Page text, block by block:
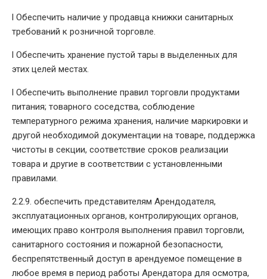
l Обеспечить наличие у продавца книжки санитарных
требований к розничной торговле.
l Обеспечить хранение пустой тары в выделенных для
этих целей местах.
l Обеспечить выполнение правил торговли продуктами
питания; товарного соседства, соблюдение
температурного режима хранения, наличие маркировки и
другой необходимой документации на товаре, поддержка
чистоты в секции, соответствие сроков реализации
товара и другие в соответствии с установленными
правилами.
2.2.9. обеспечить представителям Арендодателя,
эксплуатационных органов, контролирующих органов,
имеющих право контроля выполнения правил торговли,
санитарного состояния и пожарной безопасности,
беспрепятственный доступ в арендуемое помещение в
любое время в период работы Арендатора для осмотра,